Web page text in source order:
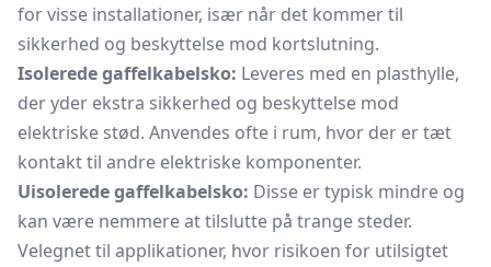
for visse installationer, især når det kommer til
sikkerhed og beskyttelse mod kortslutning.
Isolerede gaffelkabelsko: Leveres med en plasthylle,
der yder ekstra sikkerhed og beskyttelse mod
elektriske stød. Anvendes ofte i rum, hvor der er tæt
kontakt til andre elektriske komponenter.
Uisolerede gaffelkabelsko: Disse er typisk mindre og
kan være nemmere at tilslutte på trange steder.
Velegnet til applikationer, hvor risikoen for utilsigtet